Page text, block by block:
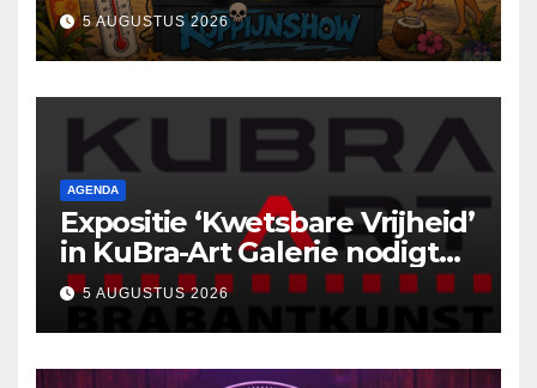
5 AUGUSTUS 2026
AGENDA
Expositie ‘Kwetsbare Vrijheid’
in KuBra-Art Galerie nodigt
uit tot ontmoeting en
reflectie
5 AUGUSTUS 2026